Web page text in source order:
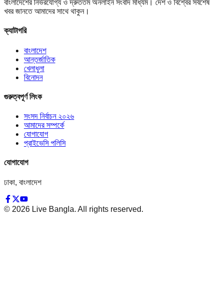
বাংলাদেশের নির্ভরযোগ্য ও দ্রুততম অনলাইন সংবাদ মাধ্যম। দেশ ও বিশ্বের সর্বশেষ
খবর জানতে আমাদের সাথে থাকুন।
ক্যাটাগরি
বাংলাদেশ
আন্তর্জাতিক
খেলাধুলা
বিনোদন
গুরুত্বপূর্ণ লিংক
সংসদ নির্বাচন ২০২৬
আমাদের সম্পর্কে
যোগাযোগ
প্রাইভেসি পলিসি
যোগাযোগ
ঢাকা, বাংলাদেশ
© 2026 Live Bangla. All rights reserved.